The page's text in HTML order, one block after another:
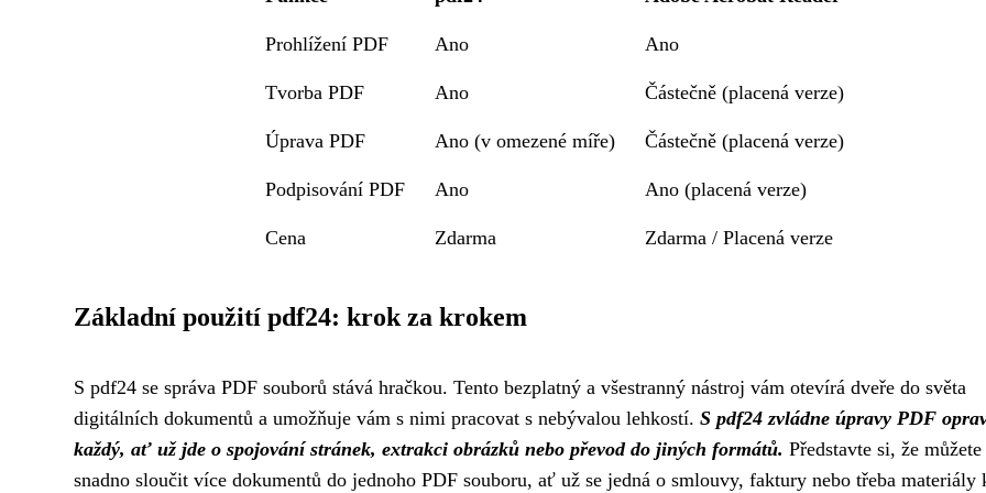
Prohlížení PDF Ano Ano
Tvorba PDF Ano Částečně (placená verze)
Úprava PDF Ano (v omezené míře) Částečně (placená verze)
Podpisování PDF Ano Ano (placená verze)
Cena Zdarma Zdarma / Placená verze
Základní použití pdf24: krok za krokem
S pdf24 se správa PDF souborů stává hračkou. Tento bezplatný a všestranný nástroj vám otevírá dveře do světa
digitálních dokumentů a umožňuje vám s nimi pracovat s nebývalou lehkostí. S pdf24 zvládne úpravy PDF
každý, ať už jde o spojování stránek, extrakci obrázků nebo převod do jiných formátů. Představte si, že můžete
snadno sloučit více dokumentů do jednoho PDF souboru, ať už se jedná o smlouvy, faktury nebo třeba materiály